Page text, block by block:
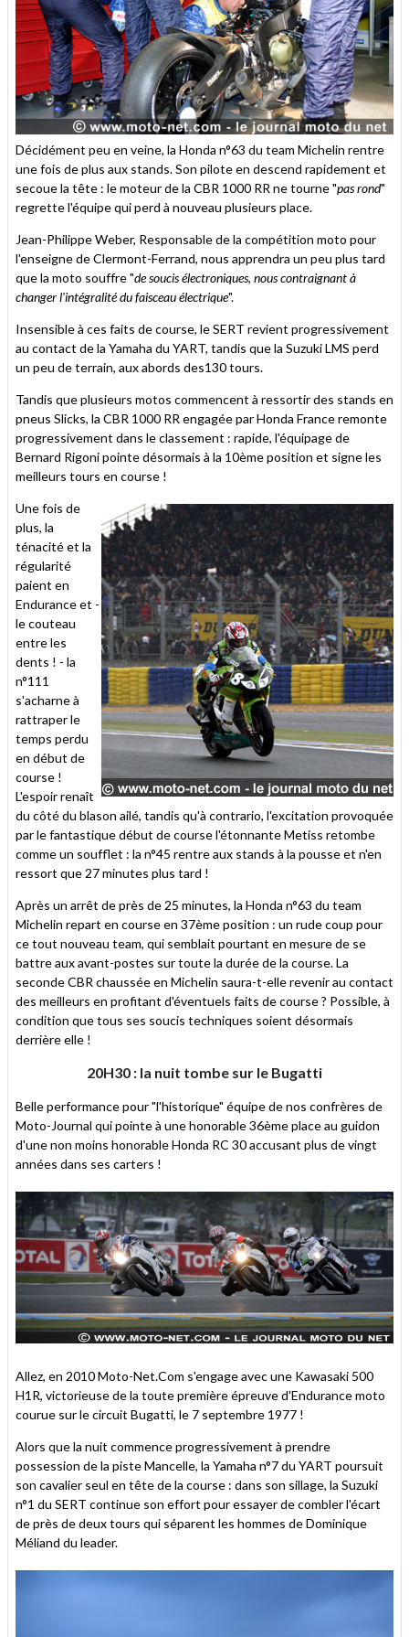
Décidément peu en veine, la Honda n°63 du team Michelin rentre
une fois de plus aux stands. Son pilote en descend rapidement et
secoue la tête : le moteur de la CBR 1000 RR ne tourne "pas rond"
regrette l'équipe qui perd à nouveau plusieurs place.
Jean-Philippe Weber, Responsable de la compétition moto pour
l'enseigne de Clermont-Ferrand, nous apprendra un peu plus tard
que la moto souffre "de soucis électroniques, nous contraignant à
changer l'intégralité du faisceau électrique".
Insensible à ces faits de course, le SERT revient progressivement
au contact de la Yamaha du YART, tandis que la Suzuki LMS perd
un peu de terrain, aux abords des130 tours.
Tandis que plusieurs motos commencent à ressortir des stands en
pneus Slicks, la CBR 1000 RR engagée par Honda France remonte
progressivement dans le classement : rapide, l'équipage de
Bernard Rigoni pointe désormais à la 10ème position et signe les
meilleurs tours en course !
Une fois de
plus, la
ténacité et la
régularité
paient en
Endurance et -
le couteau
entre les
dents ! - la
n°111
s'acharne à
rattraper le
temps perdu
en début de
course !
L'espoir renaît
du côté du blason ailé, tandis qu'à contrario, l'excitation provoquée
par le fantastique début de course l'étonnante Metiss retombe
comme un soufflet : la n°45 rentre aux stands à la pousse et n'en
ressort que 27 minutes plus tard !
Après un arrêt de près de 25 minutes, la Honda n°63 du team
Michelin repart en course en 37ème position : un rude coup pour
ce tout nouveau team, qui semblait pourtant en mesure de se
battre aux avant-postes sur toute la durée de la course. La
seconde CBR chaussée en Michelin saura-t-elle revenir au contact
des meilleurs en profitant d'éventuels faits de course ? Possible, à
condition que tous ses soucis techniques soient désormais
derrière elle !
20H30 : la nuit tombe sur le Bugatti
Belle performance pour "l'historique" équipe de nos confrères de
Moto-Journal qui pointe à une honorable 36ème place au guidon
d'une non moins honorable Honda RC 30 accusant plus de vingt
années dans ses carters !
Allez, en 2010 Moto-Net.Com s'engage avec une Kawasaki 500
H1R, victorieuse de la toute première épreuve d'Endurance moto
courue sur le circuit Bugatti, le 7 septembre 1977 !
Alors que la nuit commence progressivement à prendre
possession de la piste Mancelle, la Yamaha n°7 du YART poursuit
son cavalier seul en tête de la course : dans son sillage, la Suzuki
n°1 du SERT continue son effort pour essayer de combler l'écart
de près de deux tours qui séparent les hommes de Dominique
Méliand du leader.